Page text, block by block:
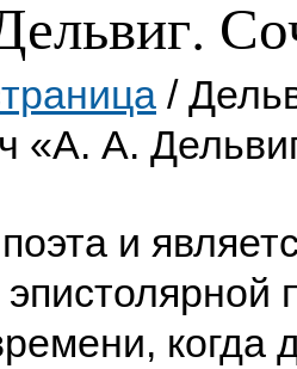
/
«А. А.
и
когда